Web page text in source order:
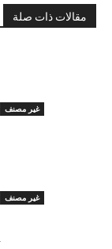
مقالات ذات صلة
غير مصنف
غير مصنف